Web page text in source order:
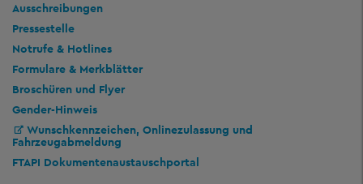
Ausschreibungen
Pressestelle
Notrufe & Hotlines
Formulare & Merkblätter
Broschüren und Flyer
Gender-Hinweis
Wunschkennzeichen, Onlinezulassung und
Fahrzeugabmeldung
FTAPI Dokumentenaustauschportal